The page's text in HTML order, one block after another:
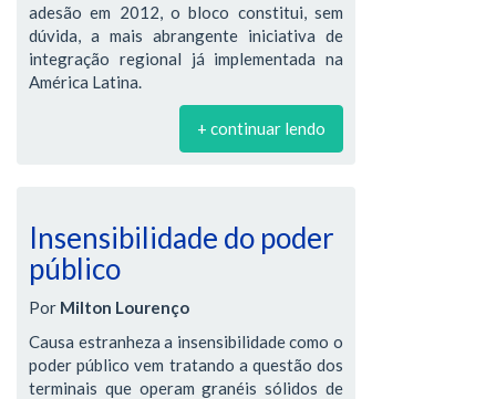
adesão em 2012, o bloco constitui, sem
dúvida, a mais abrangente iniciativa de
integração regional já implementada na
América Latina.
+ continuar lendo
Insensibilidade do poder
público
Por Milton Lourenço
Causa estranheza a insensibilidade como o
poder público vem tratando a questão dos
terminais que operam granéis sólidos de